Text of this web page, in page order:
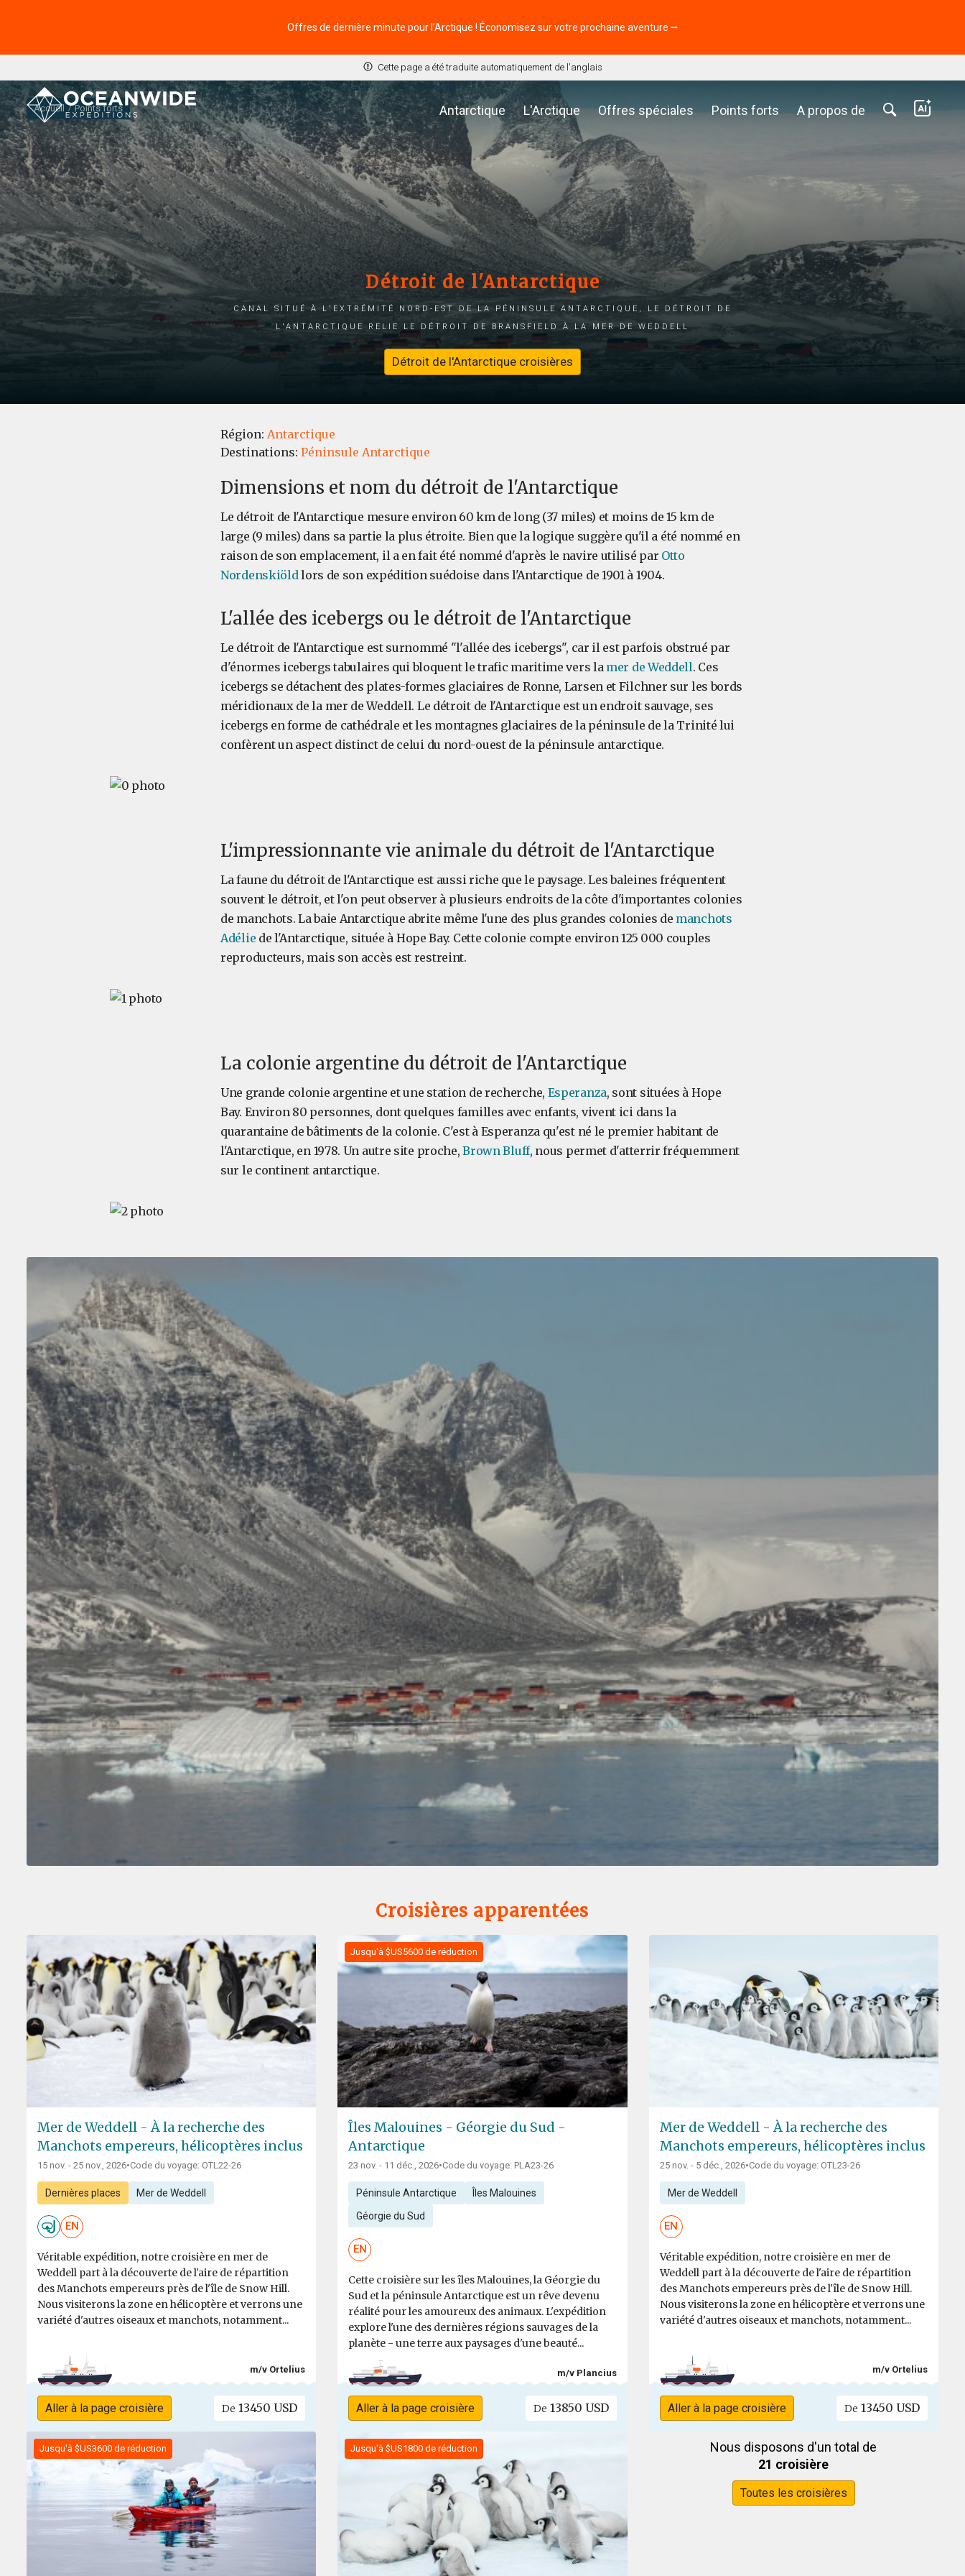
Offres de dernière minute pour l’Arctique ! Économisez sur votre prochaine aventure ⭢
Cette page a été traduite automatiquement de l'anglais
Antarctique L'Arctique Offres spéciales Points forts A propos de
Accueil Points forts
Détroit de l'Antarctique
Canal situé à l'extrémité nord-est de la péninsule Antarctique, le détroit de
l'Antarctique relie le détroit de Bransfield à la mer de Weddell
Détroit de l'Antarctique croisières
Région: Antarctique
Destinations: Péninsule Antarctique
Dimensions et nom du détroit de l'Antarctique
Le détroit de l'Antarctique mesure environ 60 km de long (37 miles) et moins de 15 km de
large (9 miles) dans sa partie la plus étroite. Bien que la logique suggère qu'il a été nommé en
raison de son emplacement, il a en fait été nommé d'après le navire utilisé par Otto
Nordenskiöldlors de son expédition suédoise dans l'Antarctique de 1901 à 1904.
L'allée des icebergs ou le détroit de l'Antarctique
Le détroit de l'Antarctique est surnommé "l'allée des icebergs", car il est parfois obstrué par
d'énormes icebergs tabulaires qui bloquent le trafic maritime vers la mer de Weddell. Ces
icebergs se détachent des plates-formes glaciaires de Ronne, Larsen et Filchner sur les bords
méridionaux de la mer de Weddell. Le détroit de l'Antarctique est un endroit sauvage, ses
icebergs en forme de cathédrale et les montagnes glaciaires de la péninsule de la Trinité lui
confèrent un aspect distinct de celui du nord-ouest de la péninsule antarctique.
L'impressionnante vie animale du détroit de l'Antarctique
La faune du détroit de l'Antarctique est aussi riche que le paysage. Les baleines fréquentent
souvent le détroit, et l'on peut observer à plusieurs endroits de la côte d'importantes colonies
de manchots. La baie Antarctique abrite même l'une des plus grandes colonies de manchots
Adélie de l'Antarctique, située à Hope Bay. Cette colonie compte environ 125 000 couples
reproducteurs, mais son accès est restreint.
La colonie argentine du détroit de l'Antarctique
Une grande colonie argentine et une station de recherche, Esperanza, sont situées à Hope
Bay. Environ 80 personnes, dont quelques familles avec enfants, vivent ici dans la
quarantaine de bâtiments de la colonie. C'est à Esperanza qu'est né le premier habitant de
l'Antarctique, en 1978. Un autre site proche,Brown Bluff, nous permet d'atterrir fréquemment
sur le continent antarctique.
Croisières apparentées
Mer de Weddell - À la recherche des
Manchots empereurs, hélicoptères inclus
15 nov. - 25 nov., 2026•Code du voyage: OTL22-26
Dernières places Mer de Weddell
EN
Véritable expédition, notre croisière en mer de
Weddell part à la découverte de l'aire de répartition
des Manchots empereurs près de l'île de Snow Hill.
Nous visiterons la zone en hélicoptère et verrons une
variété d'autres oiseaux et manchots, notamment...
m/v Ortelius
Aller à la page croisière De 13450 USD
Jusqu'à $US5600 de réduction
Îles Malouines - Géorgie du Sud -
Antarctique
23 nov. - 11 déc., 2026•Code du voyage: PLA23-26
Péninsule Antarctique Îles Malouines
Géorgie du Sud
EN
Cette croisière sur les îles Malouines, la Géorgie du
Sud et la péninsule Antarctique est un rêve devenu
réalité pour les amoureux des animaux. L'expédition
explore l'une des dernières régions sauvages de la
planète - une terre aux paysages d'une beauté...
m/v Plancius
Aller à la page croisière De 13850 USD
Mer de Weddell - À la recherche des
Manchots empereurs, hélicoptères inclus
25 nov. - 5 déc., 2026•Code du voyage: OTL23-26
Mer de Weddell
EN
Véritable expédition, notre croisière en mer de
Weddell part à la découverte de l'aire de répartition
des Manchots empereurs près de l'île de Snow Hill.
Nous visiterons la zone en hélicoptère et verrons une
variété d'autres oiseaux et manchots, notamment...
m/v Ortelius
Aller à la page croisière De 13450 USD
Jusqu'à $US3600 de réduction Jusqu'à $US1800 de réduction
Nous disposons d'un total de
21 croisière
Toutes les croisières